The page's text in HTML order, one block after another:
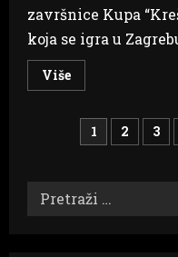
završnice Kupa
koja se igra u
VišeRead
more
Zagreb
treći
polufinalist
Brojevi
stranica
objava
1 2 3
Pretraži: